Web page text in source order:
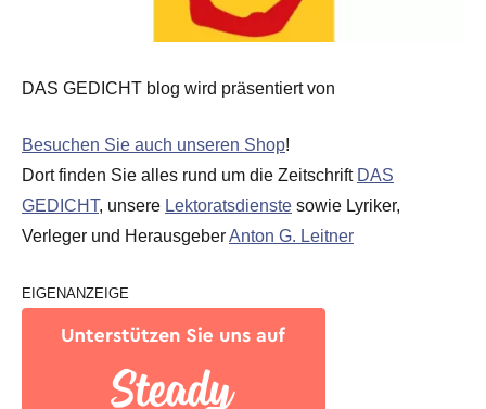
DAS GEDICHT blog wird präsentiert von
Besuchen Sie auch unseren Shop!
Dort finden Sie alles rund um die Zeitschrift DAS
GEDICHT, unsere Lektoratsdienste sowie Lyriker,
Verleger und HerausgeberAnton G. Leitner
EIGENANZEIGE